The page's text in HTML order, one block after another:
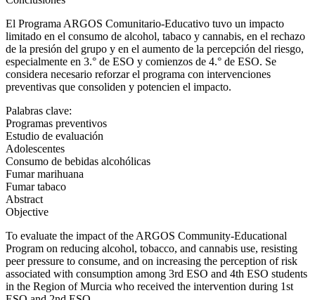
El Programa ARGOS Comunitario-Educativo tuvo un impacto
limitado en el consumo de alcohol, tabaco y cannabis, en el rechazo
de la presión del grupo y en el aumento de la percepción del riesgo,
especialmente en 3.° de ESO y comienzos de 4.° de ESO. Se
considera necesario reforzar el programa con intervenciones
preventivas que consoliden y potencien el impacto.
Palabras clave:
Programas preventivos
Estudio de evaluación
Adolescentes
Consumo de bebidas alcohólicas
Fumar marihuana
Fumar tabaco
Abstract
Objective
To evaluate the impact of the ARGOS Community-Educational
Program on reducing alcohol, tobacco, and cannabis use, resisting
peer pressure to consume, and on increasing the perception of risk
associated with consumption among 3rd ESO and 4th ESO students
in the Region of Murcia who received the intervention during 1st